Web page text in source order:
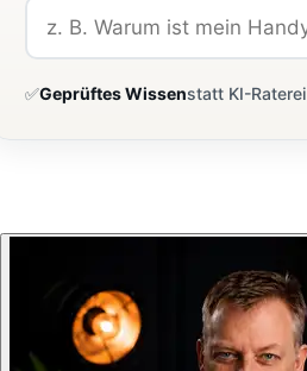
✅Geprüftes Wissenstatt KI-Raterei